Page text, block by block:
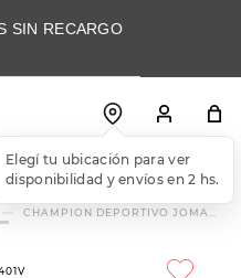
SIN RECARGO
Elegí tu ubicación para ver
disponibilidad y envíos en 2 hs.
CHAMPION DEPORTIVO JOMA
TÉRMINOS MÁS
BUSCADOS
1.